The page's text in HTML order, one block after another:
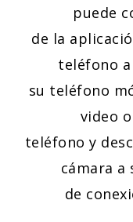
puede
de la
teléfono
su teléfono
video
teléfono y
cámara a
de